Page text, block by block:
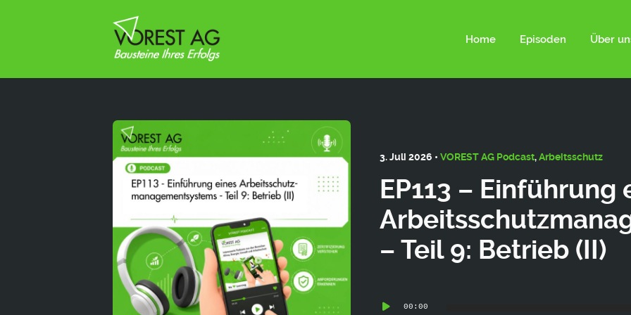
Home Episoden Über
3. Juli 2026 • VOREST AG Podcast,Arbeitsschutz
EP113 – Einführung
– Teil 9: Betrieb (II)
Player00:00